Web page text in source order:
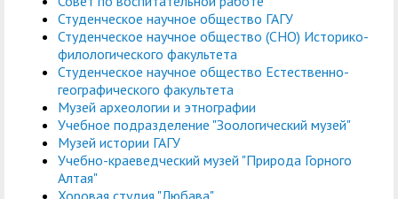
Студенческое научное общество ГАГУ
Студенческое научное общество (СНО) Историко-
филологического факультета
Студенческое научное общество Естественно-
географического факультета
Музей археологии и этнографии
Учебное подразделение "Зоологический музей"
Музей истории ГАГУ
Учебно-краеведческий музей "Природа Горного
Алтая"
Хоровая студия "Любава"